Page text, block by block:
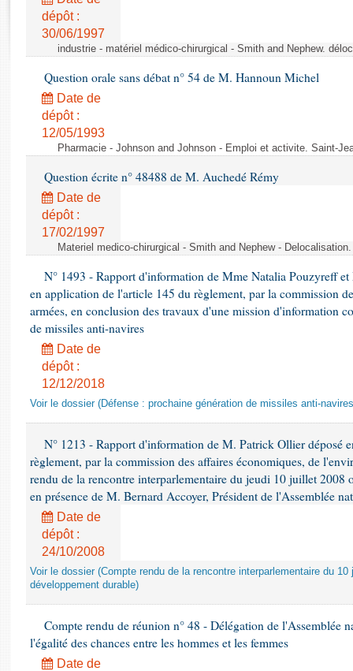
Rapports d'enquête
Rapports législatifs
Dossiers législatifs
Budget et sécurité sociale
Questions écrites et orales
dépôt :
30/06/1997
industrie - matériel médico-chirurgical - Smith and Nephew.
Question orale sans débat n° 54 de M. Hannoun Michel
Date de
dépôt :
12/05/1993
Pharmacie - Johnson and Johnson - Emploi et activite. Saint-
Question écrite n° 48488 de M. Auchedé Rémy
Date de
dépôt :
17/02/1997
Materiel medico-chirurgical - Smith and Nephew -
N° 1493 - Rapport d'information de Mme Natalia Pouzyreff
en application de l'article 145 du règlement, par la commission
armées, en conclusion des travaux d'une mission d'information
de missiles anti-navires
Date de
dépôt :
12/12/2018
Voir le dossier (Défense : prochaine génération de missiles anti-
N° 1213 - Rapport d'information de M. Patrick Ollier déposé
règlement, par la commission des affaires économiques, de
rendu de la rencontre interparlementaire du jeudi 10 juillet 2008
en présence de M. Bernard Accoyer, Président de l'Assemblée
Date de
dépôt :
24/10/2008
Voir le dossier (Compte rendu de la rencontre interparlementaire du
développement durable)
Compte rendu de réunion n° 48 - Délégation de l'Assemblée
l'égalité des chances entre les hommes et les femmes
Date de